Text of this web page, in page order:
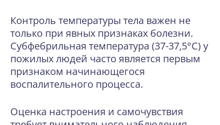
Контроль температуры тела важен не
только при явных признаках болезни.
Субфебрильная температура (37-37,5°C) у
пожилых людей часто является первым
признаком начинающегося
воспалительного процесса.
Оценка настроения и самочувствия